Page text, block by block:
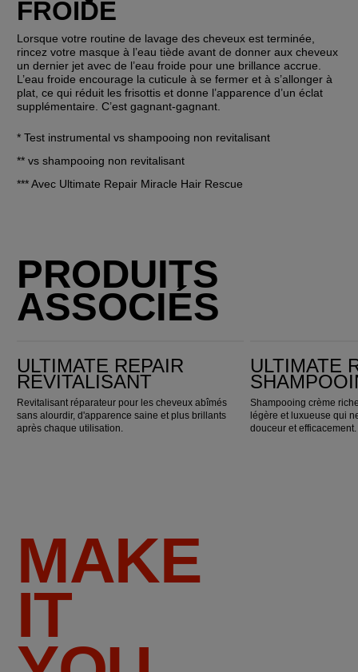
FROIDE
Lorsque votre routine de lavage des cheveux est terminée,
rincez votre masque à l’eau tiède avant de donner aux cheveux
un dernier jet avec de l’eau froide pour une brillance accrue.
L’eau froide encourage la cuticule à se fermer et à s’allonger à
plat, ce qui réduit les frisottis et donne l’apparence d’un éclat
supplémentaire. C’est gagnant-gagnant.
* Test instrumental vs shampooing non revitalisant
** vs shampooing non revitalisant
*** Avec Ultimate Repair Miracle Hair Rescue
PRODUITS
ASSOCIÉS
ULTIMATE REPAIR
REVITALISANT
Revitalisant réparateur pour les cheveux abîmés
sans alourdir, d'apparence saine et plus brillants
après chaque utilisation.
ULTIMATE
Shampooing crème
légère et luxueuse qui
douceur et efficacement.
MAKE
IT